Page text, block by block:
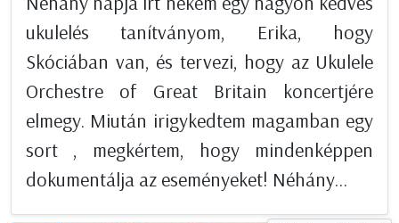
ukulelés tanítványom, Erika, hogy
Skóciában van, és tervezi, hogy az Ukulele
Orchestre of Great Britain koncertjére
elmegy. Miután irigykedtem magamban egy
sort , megkértem, hogy mindenképpen
dokumentálja az eseményeket! Néhány...